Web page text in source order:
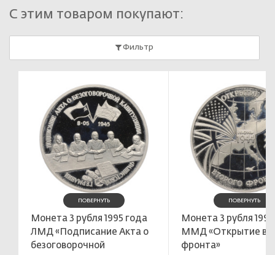
С этим товаром покупают:
Фильтр
ПОВЕРНУТЬ
Монета 3 рубля 1995 года
ЛМД «Подписание Акта о
безоговорочной
ПОВЕРНУТЬ
Монета 3 рубля
ММД «Открытие
фронта»